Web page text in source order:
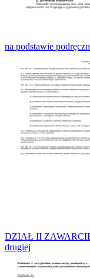
na podstawie
DZIAŁ II
drugiej